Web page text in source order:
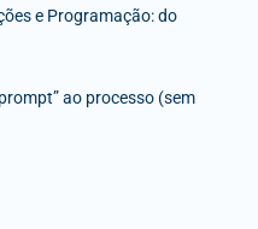
e Programação: do
ao processo (sem